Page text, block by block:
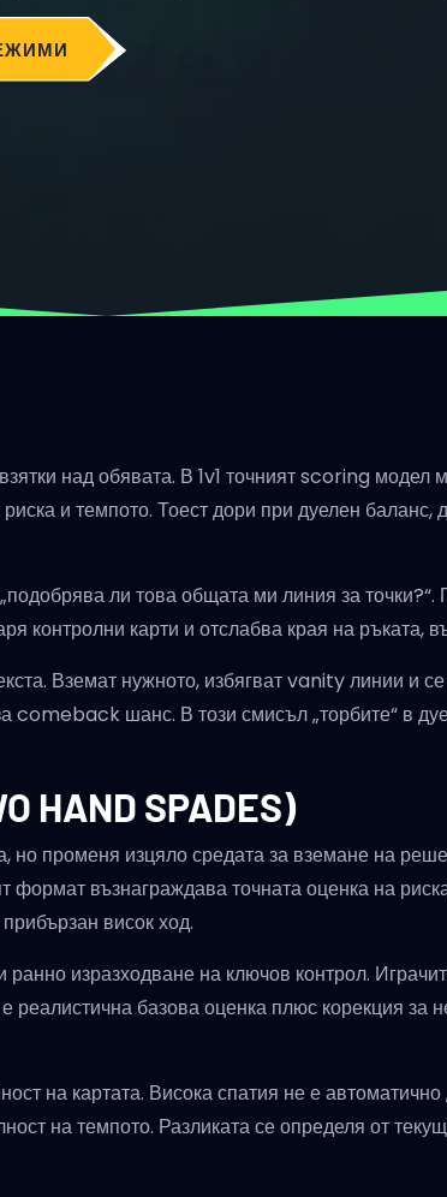
над обявата. В 1v1 точният scoring модел
и темпото. Тоест дори при дуелен
ли това общата ми линия за точки?“.
контролни карти и отслабва края на ръката,
Вземат нужното, избягват vanity линии и
comeback шанс. В този смисъл „торбите“ в
HAND SPADES)
променя изцяло средата за вземане на
възнаграждава точната оценка на
висок ход.
изразходване на ключов контрол.
базова оценка плюс корекция за
на картата. Висока спатия не е
на темпото. Разликата се определя от